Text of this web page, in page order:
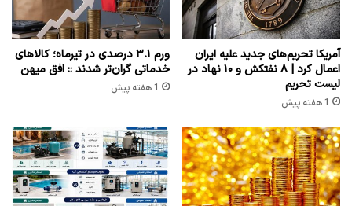
آمریکا تحریم‌های جدید علیه ایران
اعمال کرد | ۸ نفتکش و ۱۰ نهاد در
لیست تحریم
1 هفته پیش
ورم ۳.۱ درصدی در تیرماه؛ کالاهای
خدماتی گران‌تر شدند :: افق میهن
1 هفته پیش